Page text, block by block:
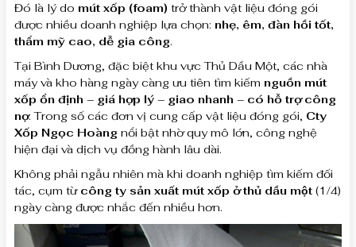
Đó là lý do mút xốp (foam) trở thành vật liệu đóng gói
được nhiều doanh nghiệp lựa chọn: nhẹ, êm, đàn hồi tốt,
thẩm mỹ cao, dễ gia công.
Tại Bình Dương, đặc biệt khu vực Thủ Dầu Một, các nhà
máy và kho hàng ngày càng ưu tiên tìm kiếm nguồn mút
xốp ổn định – giá hợp lý – giao nhanh – có hỗ trợ công
nợ. Trong số các đơn vị cung cấp vật liệu đóng gói, Cty
Xốp Ngọc Hoàng nổi bật nhờ quy mô lớn, công nghệ
hiện đại và dịch vụ đồng hành lâu dài.
Không phải ngẫu nhiên mà khi doanh nghiệp tìm kiếm đối
tác, cụm từ công ty sản xuất mút xốp ở thủ dầu một (1/4)
ngày càng được nhắc đến nhiều hơn.